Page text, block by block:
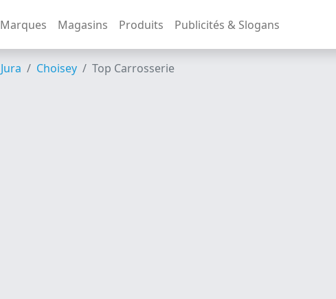
Marques Magasins Produits Publicités & Slogans
Jura Choisey Top Carrosserie